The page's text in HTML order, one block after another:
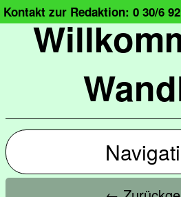
Kontakt zur Redaktion: 0 30/6